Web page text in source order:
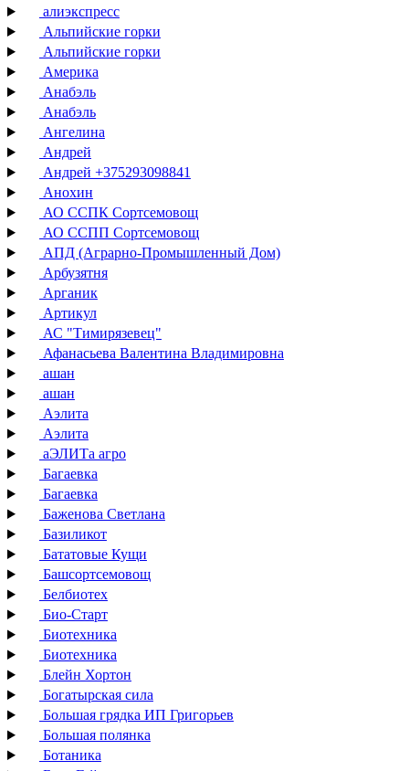
алиэкспресс
Альпийские горки
Альпийские горки
Америка
Анабэль
Анабэль
Ангелина
Андрей
Андрей +375293098841
Анохин
АО ССПК Сортсемовощ
АО ССПП Сортсемовощ
АПД (Аграрно-Промышленный Дом)
Арбузятня
Арганик
Артикул
АС "Тимирязевец"
Афанасьева Валентина Владимировна
ашан
ашан
Аэлита
Аэлита
аЭЛИТа агро
Багаевка
Багаевка
Баженова Светлана
Базиликот
Бататовые Кущи
Башсортсемовощ
Белбиотех
Био-Старт
Биотехника
Биотехника
Блейн Хортон
Богатырская сила
Большая грядка ИП Григорьев
Большая полянка
Ботаника